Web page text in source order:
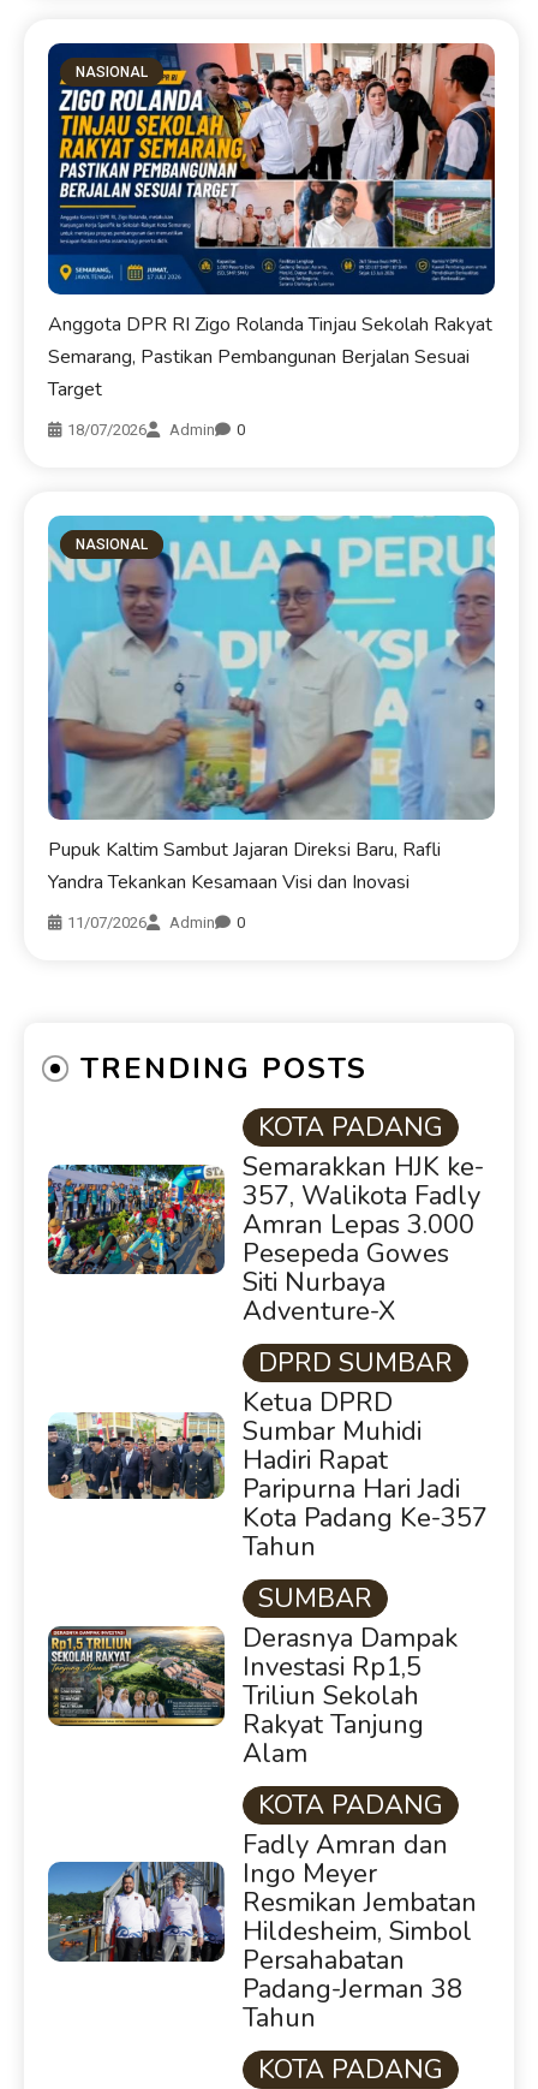
NASIONAL
Anggota DPR RI Zigo Rolanda Tinjau Sekolah Rakyat
Semarang, Pastikan Pembangunan Berjalan Sesuai
Target
18/07/2026 Admin 0
NASIONAL
Pupuk Kaltim Sambut Jajaran Direksi Baru, Rafli
Yandra Tekankan Kesamaan Visi dan Inovasi
11/07/2026 Admin 0
TRENDING POSTS
KOTA PADANG
Semarakkan HJK ke-
357, Walikota Fadly
Amran Lepas 3.000
Pesepeda Gowes
Siti Nurbaya
Adventure-X
DPRD SUMBAR
Ketua DPRD
Sumbar Muhidi
Hadiri Rapat
Paripurna Hari Jadi
Kota Padang Ke-357
Tahun
SUMBAR
Derasnya Dampak
Investasi Rp1,5
Triliun Sekolah
Rakyat Tanjung
Alam
KOTA PADANG
Fadly Amran dan
Ingo Meyer
Resmikan Jembatan
Hildesheim, Simbol
Persahabatan
Padang-Jerman 38
Tahun
KOTA PADANG